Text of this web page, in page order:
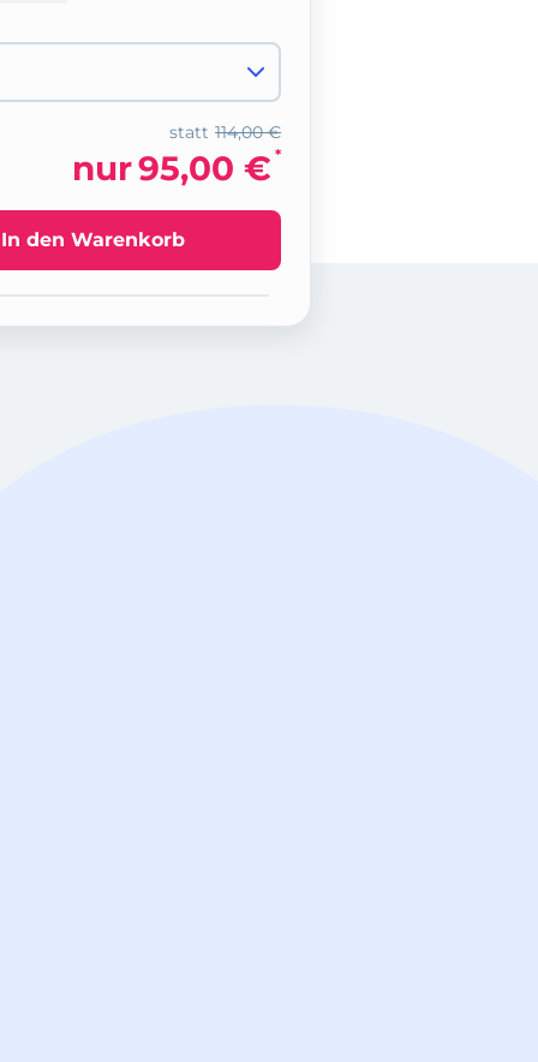
114,00 €
statt
nur95,00 € *
In den Warenkorb